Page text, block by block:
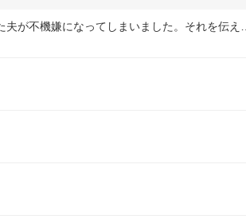
が不機嫌になってしまいました。それを伝え…